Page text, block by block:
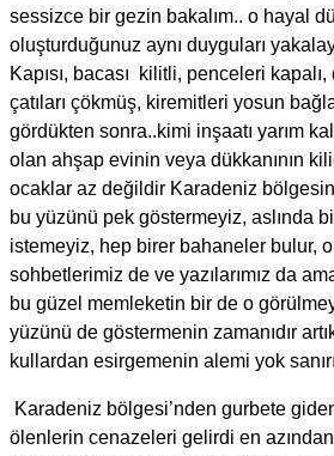
sessizce bir gezin bakalım.. o hayal
oluşturduğunuz aynı duyguları
Kapısı, bacası kilitli, penceleri kapalı,
çatıları çökmüş, kiremitleri yosun
gördükten sonra..kimi inşaatı yarım
olan ahşap evinin veya dükkanının
ocaklar az değildir Karadeniz
bu yüzünü pek göstermeyiz, aslında
istemeyiz, hep birer bahaneler bulur,
sohbetlerimiz de ve yazılarımız da
bu güzel memleketin bir de o
yüzünü de göstermenin zamanıdır
kullardan esirgemenin alemi yok
Karadeniz bölgesi’nden gurbete
ölenlerin cenazeleri gelirdi en